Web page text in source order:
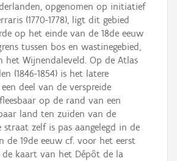
opgenomen op initiatief
(1770-1778), ligt dit gebied
op het einde van de 18de eeuw
tussen bos en wastinegebied,
het Wijnendaleveld. Op de Atlas
(1846-1854) is het latere
deel van de verspreide
op de rand van een
land ten zuiden van de
straat zelf is pas aangelegd in de
de 19de eeuw cf. voor het eerst
de kaart van het Dépôt de la